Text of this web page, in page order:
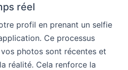
réel
profil en prenant un selfie
Ce processus
photos sont récentes et
réalité. Cela renforce la